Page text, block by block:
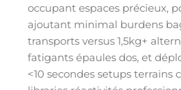
occupant espaces précieux,
ajoutant minimal burdens
transports versus 1,5kg+
fatigants épaules dos, et
<10 secondes setups terrains